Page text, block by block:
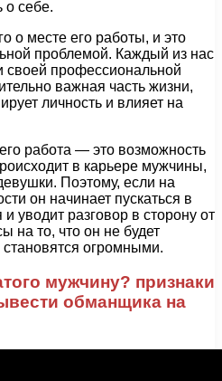
о себе.
о месте его работы, и это
проблемой. Каждый из нас
своей профессиональной
важная часть жизни,
личность и влияет на
работа — это возможность
в карьере мужчины,
Поэтому, если на
он начинает пускаться в
уводит разговор в сторону от
на то, что он не будет
огромными.
мужчину? признаки
обманщика на